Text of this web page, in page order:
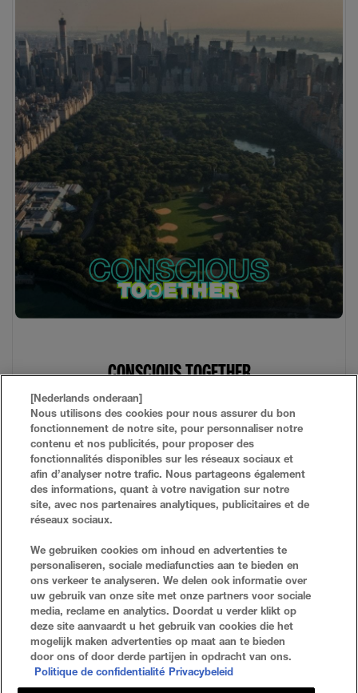
CONSCIOUS TOGETHER​
Ons duurzaamheidsprogramma waarin onze doelen
op het gebied van verpakking, afvalverwijdering,
productie en formules staan beschreven.
MEER INFORMATIE
VEELGESTELDE VRAGEN
NEEM CONTACT MET ONS OP
ZOEKEN
SITE-OVERZICHT
Privacybeleid Algemene Voorwaarden
Cookie-Instellingen
[Nederlands onderaan]
Nous utilisons des cookies pour nous assurer du bon
fonctionnement de notre site, pour personnaliser notre
contenu et nos publicités, pour proposer des
fonctionnalités disponibles sur les réseaux sociaux et
afin d’analyser notre trafic. Nous partageons également
des informations, quant à votre navigation sur notre
site, avec nos partenaires analytiques, publicitaires et de
réseaux sociaux.
We gebruiken cookies om inhoud en advertenties te
personaliseren, sociale mediafuncties aan te bieden en
ons verkeer te analyseren. We delen ook informatie over
uw gebruik van onze site met onze partners voor sociale
media, reclame en analytics. Doordat u verder klikt op
deze site aanvaardt u het gebruik van cookies die het
mogelijk maken advertenties op maat aan te bieden
door ons of door derde partijen in opdracht van ons.
Politique de confidentialité Privacybeleid